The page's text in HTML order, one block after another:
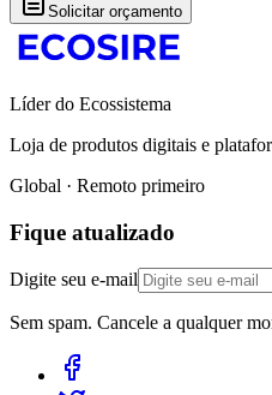
Solicitar orçamento
Líder do Ecossistema
Loja de produtos digitais e
Global · Remoto primeiro
Fique atualizado
Digite seu e-mail
Sem spam. Cancele a qualquer